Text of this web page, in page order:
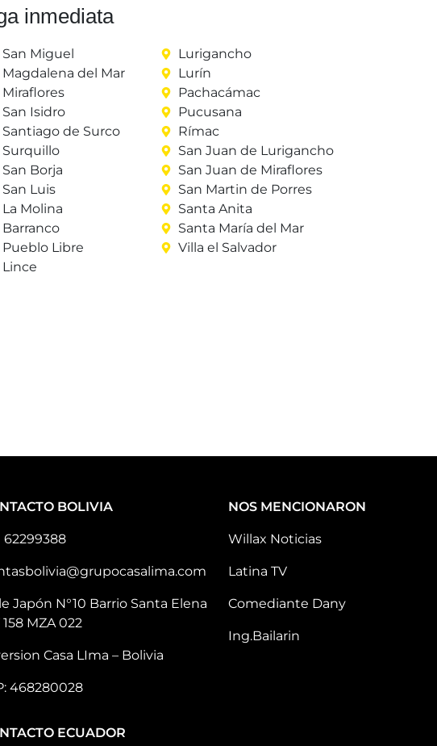
inmediata
San Miguel
Magdalena del Mar
Miraflores
San Isidro
Santiago de Surco
Surquillo
San Borja
San Luis
La Molina
Barranco
Pueblo Libre
Lince
Lurigancho
Lurín
Pachacámac
Pucusana
Rímac
San Juan de Lurigancho
San Juan de Miraflores
San Martin de Porres
Santa Anita
Santa María del Mar
Villa el Salvador
BOLIVIA
62299388
Japón N°10 Barrio Santa Elena
158 MZA 022
Casa LIma – Bolivia
468280028
ECUADOR
NOS MENCIONARON
Willax Noticias
Latina TV
Comediante Dany
Ing.Bailarin